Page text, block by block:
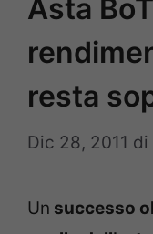
Asta
resta
Dic 28, 2011 di
Un successo